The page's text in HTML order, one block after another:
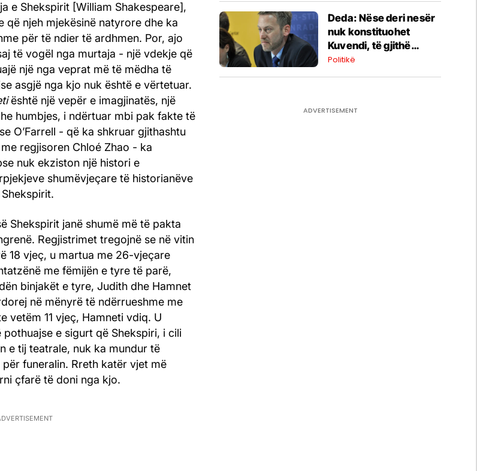
e Shekspirit [William Shakespeare],
që njeh mjekësinë natyrore dhe ka
për të ndier të ardhmen. Por, ajo
të vogël nga murtaja - një vdekje që
një nga veprat më të mëdha të
asgjë nga kjo nuk është e vërtetuar.
është një vepër e imagjinatës, një
humbjes, i ndërtuar mbi pak fakte të
O’Farrell - që ka shkruar gjithashtu
regjisoren Chloé Zhao - ka
nuk ekziston një histori e
shumëvjeçare të historianëve
Shekspirit janë shumë më të pakta
Regjistrimet tregojnë se në vitin
18 vjeç, u martua me 26-vjeçare
me fëmijën e tyre të parë,
binjakët e tyre, Judith dhe Hamnet
në mënyrë të ndërrueshme me
vetëm 11 vjeç, Hamneti vdiq. U
pothuajse e sigurt që Shekspiri, i cili
e tij teatrale, nuk ka mundur të
funeralin. Rreth katër vjet më
çfarë të doni nga kjo.
Deda: Nëse deri nesër
nuk konstituohet
Kuvendi, të gjithë
deputetët do të bëjnë
Politikë